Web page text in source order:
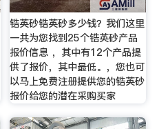
锆英砂锆英砂多少钱？我们这里
一共为您找到25个锆英砂产品
报价信息 ，其中有12个产品提
供了报价，其中最低。，您也可
以马上免费注册提供您的锆英砂
报价给您的潜在采购买家